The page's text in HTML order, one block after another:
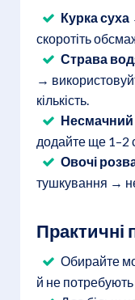
Курка суха
скоротіть
Страва
→
кількість.
додайте ще 1–2
Овочі
тушкування →
Практичні
Обирайте
й не